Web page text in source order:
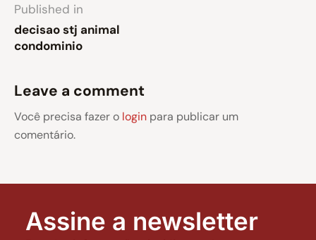
Published in
decisao stj animal
condominio
Leave a comment
Você precisa fazer o login para publicar um
comentário.
Assine a newsletter